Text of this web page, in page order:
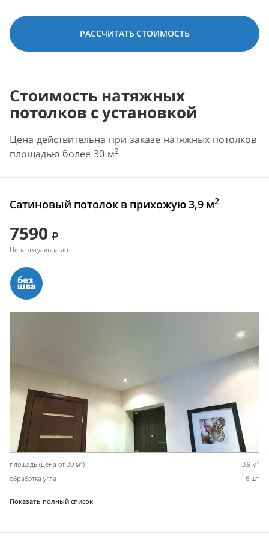
РАССЧИТАТЬ СТОИМОСТЬ
Стоимость натяжных
потолков с установкой
Цена действительна при заказе натяжных потолков
площадью более 30 м2
Сатиновый потолок в прихожую 3,9 м2
7590
Цена актуальна до
площадь (цена от 30 м2) 3,9 м2
обработка угла 6 шт
Показать полный список